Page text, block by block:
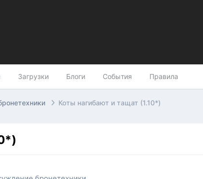
Загрузки Блоги События Правила
Коты нагибают и тащат (1.10*)